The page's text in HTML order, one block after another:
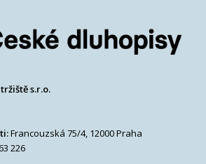
s.r.o.
Francouzská 75/4, 12000 Praha
226